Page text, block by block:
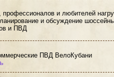
и любителей
и обсуждение
и ПВД
ПВД ВелоКубани